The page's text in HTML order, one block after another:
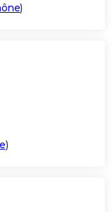
)
)